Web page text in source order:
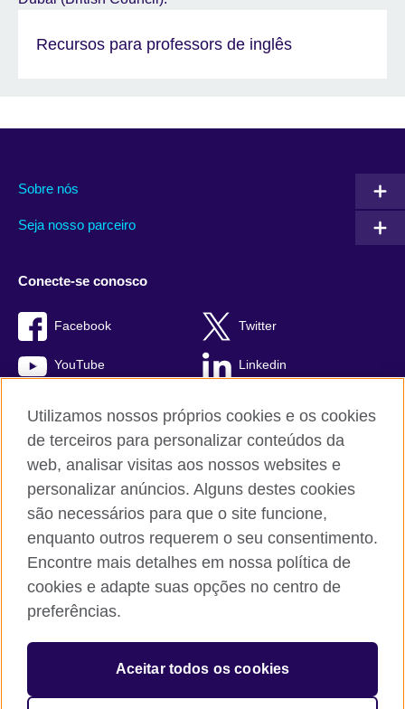
Recursos para professors de inglês
Sobre nós
Seja nosso parceiro
Conecte-se conosco
Facebook Twitter
YouTube Linkedin
British Council global
Comentários e reclamações
Política de privacidade e termos de uso
© 2026 British Council
The United Kingdom’s international organisation for cultural
Utilizamos nossos próprios cookies e os cookies
de terceiros para personalizar conteúdos da
web, analisar visitas aos nossos websites e
personalizar anúncios. Alguns destes cookies
são necessários para que o site funcione,
enquanto outros requerem o seu consentimento.
Encontre mais detalhes em nossa política de
cookies e adapte suas opções no centro de
preferências.
Aceitar todos os cookies